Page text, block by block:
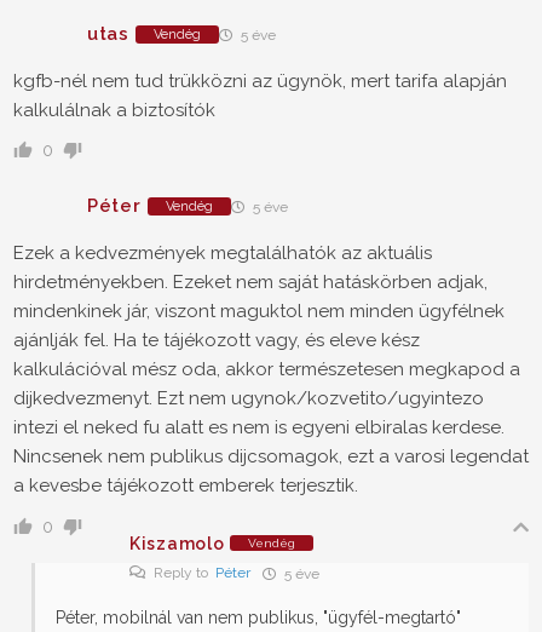
utas Vendég 5 éve
kgfb-nél nem tud trükközni az ügynök, mert tarifa alapján
kalkulálnak a biztosítók
0
Péter Vendég 5 éve
Ezek a kedvezmények megtalálhatók az aktuális
hirdetményekben. Ezeket nem saját hatáskörben adjak,
mindenkinek jár, viszont maguktol nem minden ügyfélnek
ajánlják fel. Ha te tájékozott vagy, és eleve kész
kalkulációval mész oda, akkor természetesen megkapod a
dijkedvezmenyt. Ezt nem ugynok/kozvetito/ugyintezo
intezi el neked fu alatt es nem is egyeni elbiralas kerdese.
Nincsenek nem publikus dijcsomagok, ezt a varosi legendat
a kevesbe tájékozott emberek terjesztik.
0
Kiszamolo
Vendég
Reply to Péter 5 éve
Péter, mobilnál van nem publikus, "ügyfél-megtartó"